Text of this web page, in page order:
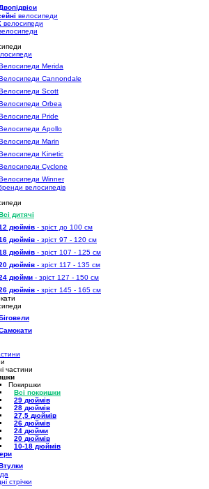
велосипеди
велосипеди
Merida
Cannondale
Scott
Orbea
Pride
Apollo
Marin
Kinetic
Cyclone
Winner
велосипедів
дитячі
дюймів - зріст до 100 см
дюймів - зріст 97 - 120 см
дюймів - зріст 107 - 125 см
дюймів - зріст 117 - 135 см
дюйми - зріст 127 - 150 см
дюймів - зріст 145 - 165 см
частини
Покиршки
Всі покришки
29 дюймів
28 дюймів
27,5 дюймів
26 дюймів
24 дюйми
20 дюймів
10-18 дюймів
стрічки